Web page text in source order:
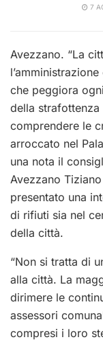
7
Avezzano. “La
che peggiora
della
comprendere le
arroccato nel
una nota il
Avezzano
presentato una
di rifiuti sia nel
della città.
“Non si tratta di
alla città. La
dirimere le
assessori
compresi i loro